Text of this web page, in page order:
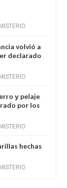
volvió a
declarado
у pelaje
por los
hechas